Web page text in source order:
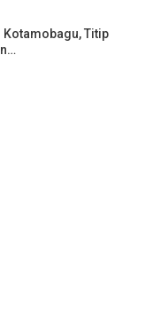
Kotamobagu, Titip